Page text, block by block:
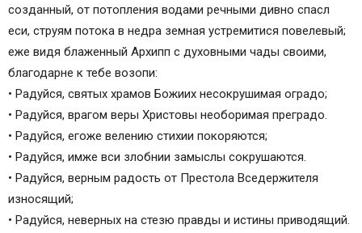
созданный, от потопления водами речными дивно спасл
еси, струям потока в недра земная устремитися повелевый;
еже видя блаженный Архипп с духовными чады своими,
благодарне к тебе возопи:
• Радуйся, святых храмов Божиих несокрушимая оградо;
• Радуйся, врагом веры Христовы необоримая преградо.
• Радуйся, егоже велению стихии покоряются;
• Радуйся, имже вси злобнии замыслы сокрушаются.
• Радуйся, верным радость от Престола Вседержителя
износящий;
• Радуйся, неверных на стезю правды и истины приводящий.